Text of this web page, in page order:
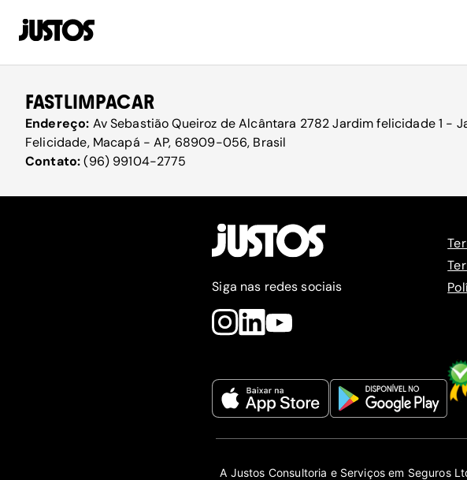
FASTLIMPACAR
Endereço: Av Sebastião Queiroz de Alcântara 2782 Jardim felicidade 1 -
Felicidade, Macapá - AP, 68909-056, Brasil
Contato:(96) 99104-2775
Siga nas redes sociais
A Justos Consultoria e Serviços em Seguros